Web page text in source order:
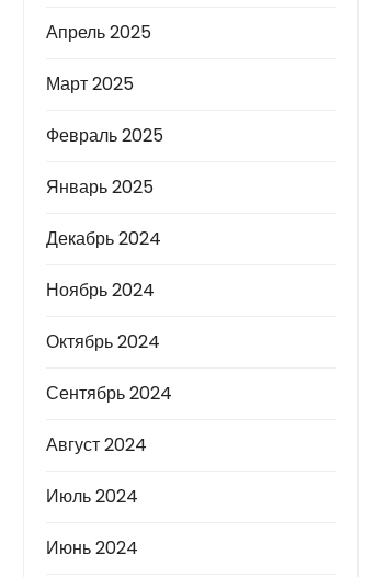
Апрель 2025
Март 2025
Февраль 2025
Январь 2025
Декабрь 2024
Ноябрь 2024
Октябрь 2024
Сентябрь 2024
Август 2024
Июль 2024
Июнь 2024